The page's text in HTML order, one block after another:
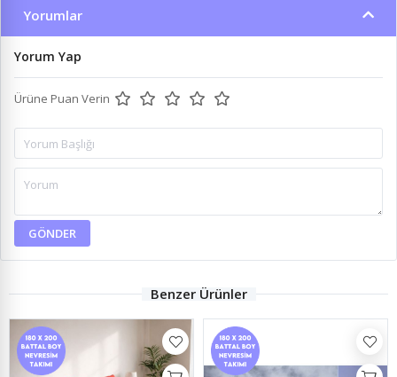
Yorumlar
Yorum Yap
Ürüne Puan Verin
GÖNDER
Benzer Ürünler